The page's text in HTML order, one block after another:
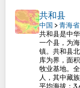
共和县
中国 >青海省
共和县是中
一个县，为
镇。共和县
库为界，面
牧业基地。
人，其中藏族
平均海拔 ：